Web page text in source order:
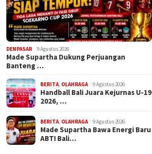
DENPASAR 9 Agustus 2026
Made Supartha Dukung Perjuangan
Banteng …
BERITA, OLAHRAGA 9 Agustus 2026
Handball Bali Juara Kejurnas U-19
2026, …
BERITA, OLAHRAGA 9 Agustus 2026
Made Supartha Bawa Energi Baru
ABTI Bali…